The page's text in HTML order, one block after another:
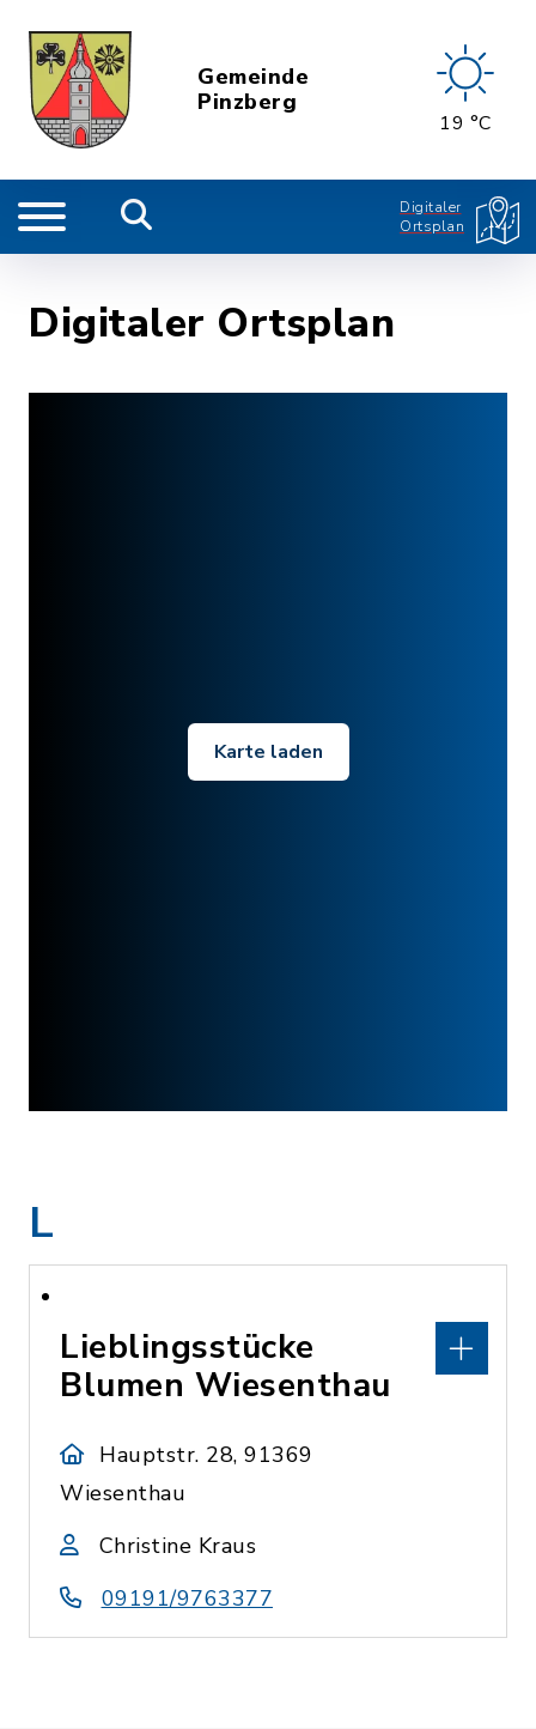
Gemeinde
Pinzberg
19 °C
Digitaler
Ortsplan
Digitaler Ortsplan
Karte laden
L
Lieblingsstücke
Blumen Wiesenthau
Hauptstr. 28, 91369
Wiesenthau
Christine Kraus
09191/9763377